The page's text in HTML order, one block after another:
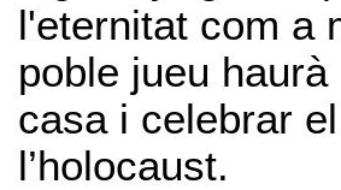
l'eternitat com a
poble jueu
casa i celebrar
l’holocaust.